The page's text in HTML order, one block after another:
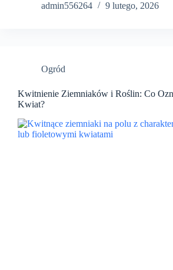
admin556264 9 lutego, 2026
Ogród
Kwitnienie Ziemniaków i Roślin: Co
Kwiat?